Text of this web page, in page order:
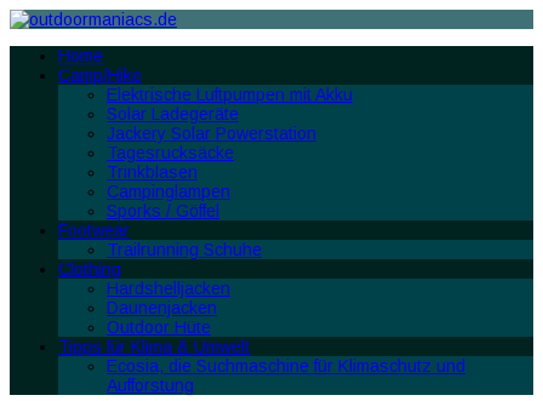
Home
Camp/Hike
Elektrische Luftpumpen mit Akku
Solar Ladegeräte
Jackery Solar Powerstation
Tagesrucksäcke
Trinkblasen
Campinglampen
Sporks / Göffel
Footwear
Trailrunning Schuhe
Clothing
Hardshelljacken
Daunenjacken
Outdoor Hüte
Tipps für Klima & Umwelt
Ecosia, die Suchmaschine für Klimaschutz und
Aufforstung